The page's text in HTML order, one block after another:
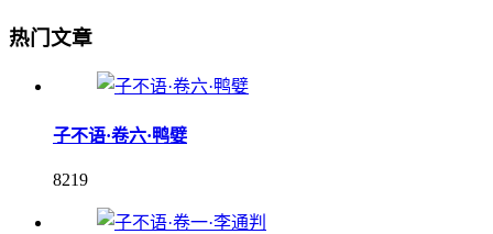
热门文章
子不语·卷六·鸭嬖
8219